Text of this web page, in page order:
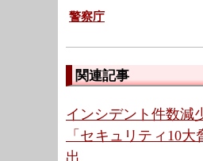
警察庁
関連記事
インシデント件数減
「セキュリティ10
出